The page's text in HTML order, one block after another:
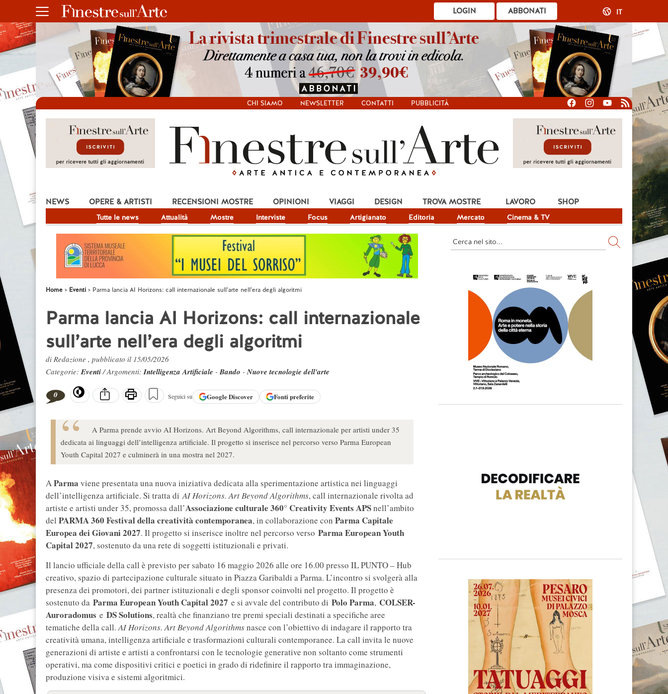
ABBONATI
LOGIN IT
CHI SIAMO NEWSLETTER CONTATTI PUBBLICITÀ
NEWS
Tutte le news Attualità Mostre Interviste Focus Artigianato Editoria Mercato Cinema & TV
OPERE & ARTISTI RECENSIONI MOSTRE OPINIONI VIAGGI DESIGN TROVA MOSTRE LAVORO SHOP
Home Eventi Parma lancia AI Horizons: call internazionale sull’arte nell’era degli algoritmi
Parma lancia AI Horizons: call internazionale
sull’arte nell’era degli algoritmi
di Redazione , pubblicato il 15/05/2026
Categorie:Eventi/ Argomenti:Intelligenza Artificiale -Bando -Nuove tecnologie dell'arte
0 Seguici su GoogleDiscover Fonti preferite
A Parma prende avvio AI Horizons. Art Beyond Algorithms, call internazionale per artisti under 35
dedicata ai linguaggi dell’intelligenza artificiale. Il progetto si inserisce nel percorso verso Parma European
Youth Capital 2027 e culminerà in una mostra nel 2027.
AParma viene presentata una nuova iniziativa dedicata alla sperimentazione artistica nei linguaggi
dell’intelligenza artificiale. Si tratta diAI Horizons. Art Beyond Algorithms, call internazionale rivolta ad
artiste e artisti under 35, promossa dall’Associazione culturale 360° Creativity Events APSnell’ambito
del PARMA 360 Festival della creatività contemporanea, in collaborazione con Parma Capitale
Europea dei Giovani 2027. Il progetto si inserisce inoltre nel percorso verso Parma European Youth
Capital 2027, sostenuto da una rete di soggetti istituzionali e privati.
Il lancio ufficiale della call è previsto per sabato 16 maggio 2026 alle ore 16.00 presso IL PUNTO – Hub
creativo, spazio di partecipazione culturale situato in Piazza Garibaldi a Parma. L’incontro si svolgerà alla
presenza dei promotori, dei partner istituzionali e degli sponsor coinvolti nel progetto. Il progetto è
sostenuto da Parma European Youth Capital 2027 e si avvale del contributo di Polo Parma, COLSER-
Auroradomus e DS Solutions, realtà che finanziano tre premi speciali destinati a specifiche aree
tematiche della call.AI Horizons. Art Beyond Algorithmsnasce con l’obiettivo di indagare il rapporto tra
creatività umana, intelligenza artificiale e trasformazioni culturali contemporanee. La call invita le nuove
generazioni di artiste e artisti a confrontarsi con le tecnologie generative non soltanto come strumenti
operativi, ma come dispositivi critici e poetici in grado di ridefinire il rapporto tra immaginazione,
produzione visiva e sistemi algoritmici.